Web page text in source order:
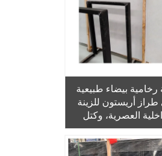
رخامية بيضاء طبيعية
أريستون للزينة
العصرية، وكتل
رخامية للبيع